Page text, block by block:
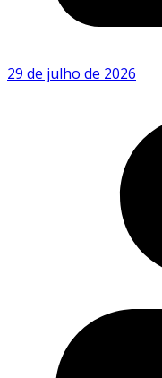
29 de julho de 2026